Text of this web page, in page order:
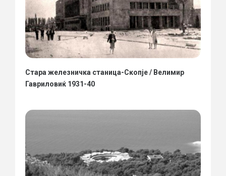
Стара железничка станица-Скопје / Велимир
Гавриловиќ 1931-40